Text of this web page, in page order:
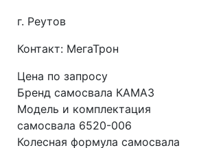
г. Реутов
Контакт: МегаТрон
Цена по запросу
Бренд самосвала КАМАЗ
Модель и комплектация
самосвала 6520-006
Колесная формула самосвала